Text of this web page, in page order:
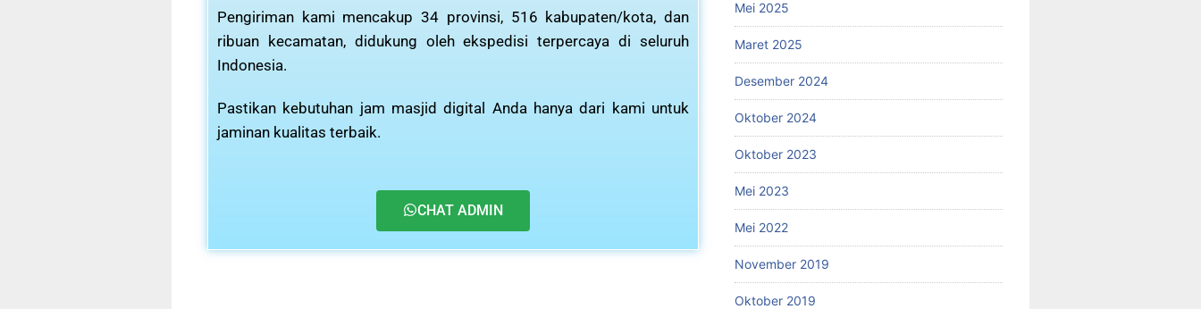
Pengiriman kami mencakup 34 provinsi, 516 kabupaten/kota, dan
ribuan kecamatan, didukung oleh ekspedisi terpercaya di seluruh
Indonesia.
Pastikan kebutuhan jam masjid digital Anda hanya dari kami untuk
jaminan kualitas terbaik.
CHAT ADMIN
Mei 2025
Maret 2025
Desember 2024
Oktober 2024
Oktober 2023
Mei 2023
Mei 2022
November 2019
Oktober 2019